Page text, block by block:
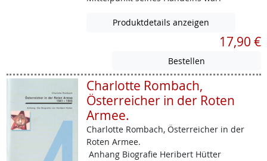
Produktdetails anzeigen
17,90 €
Charlotte Rombach,
Österreicher in der Roten
Armee.
Charlotte Rombach, Österreicher in der
Roten Armee.
Anhang Biografie Heribert Hütter